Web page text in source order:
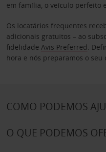
em família, o veículo perfeito
Os locatários frequentes
adicionais gratuitos – ao
fidelidade Avis Preferred.
hora e nós preparamos o
COMO PODEMOS
O QUE PODEMOS